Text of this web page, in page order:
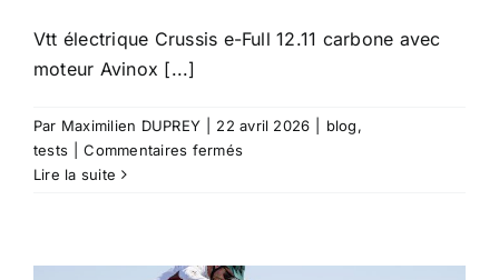
Vtt électrique Crussis e-Full 12.11 carbone avec
moteur Avinox [...]
Par Maximilien DUPREY 22 avril 2026 blog,
tests
Commentaires ferméssur
Full
Lire la suite